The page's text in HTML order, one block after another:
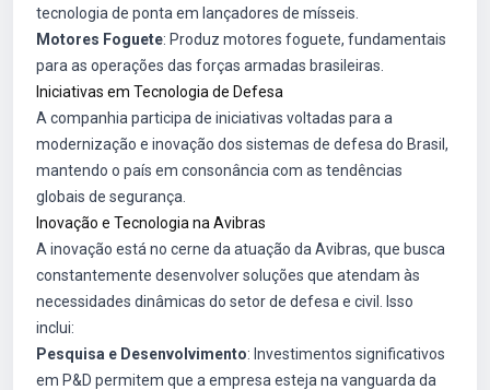
tecnologia de ponta em lançadores de mísseis.
Motores Foguete: Produz motores foguete, fundamentais
para as operações das forças armadas brasileiras.
Iniciativas em Tecnologia de Defesa
A companhia participa de iniciativas voltadas para a
modernização e inovação dos sistemas de defesa do Brasil,
mantendo o país em consonância com as tendências
globais de segurança.
Inovação e Tecnologia na Avibras
A inovação está no cerne da atuação da Avibras, que busca
constantemente desenvolver soluções que atendam às
necessidades dinâmicas do setor de defesa e civil. Isso
inclui:
Pesquisa e Desenvolvimento: Investimentos significativos
em P&D permitem que a empresa esteja na vanguarda da